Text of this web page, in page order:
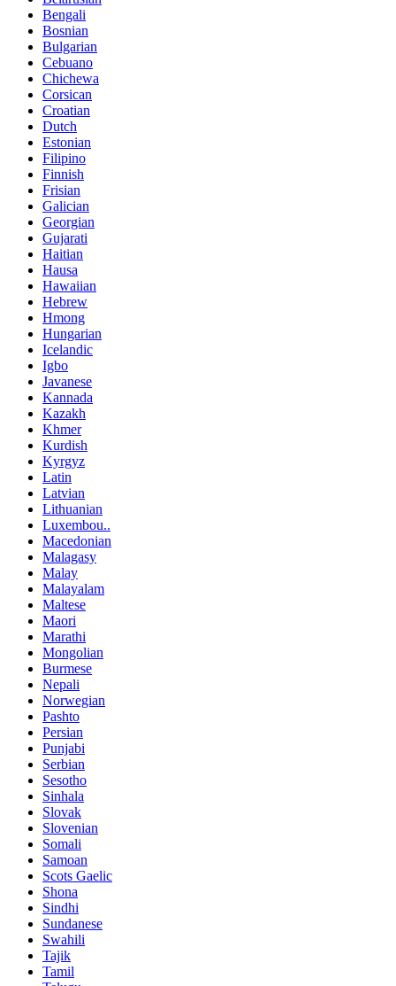
Bengali
Bosnian
Bulgarian
Cebuano
Chichewa
Corsican
Croatian
Dutch
Estonian
Filipino
Finnish
Frisian
Galician
Georgian
Gujarati
Haitian
Hausa
Hawaiian
Hebrew
Hmong
Hungarian
Icelandic
Igbo
Javanese
Kannada
Kazakh
Khmer
Kurdish
Kyrgyz
Latin
Latvian
Lithuanian
Luxembou..
Macedonian
Malagasy
Malay
Malayalam
Maltese
Maori
Marathi
Mongolian
Burmese
Nepali
Norwegian
Pashto
Persian
Punjabi
Serbian
Sesotho
Sinhala
Slovak
Slovenian
Somali
Samoan
Scots Gaelic
Shona
Sindhi
Sundanese
Swahili
Tajik
Tamil